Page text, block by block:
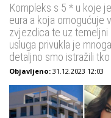
Kompleks s 5 * u koje
eura a koja omogućuje
zvjezdica te uz temeljni
usluga privukla je
detaljno smo istražili
Objavljeno: 31.12.2023 12:03